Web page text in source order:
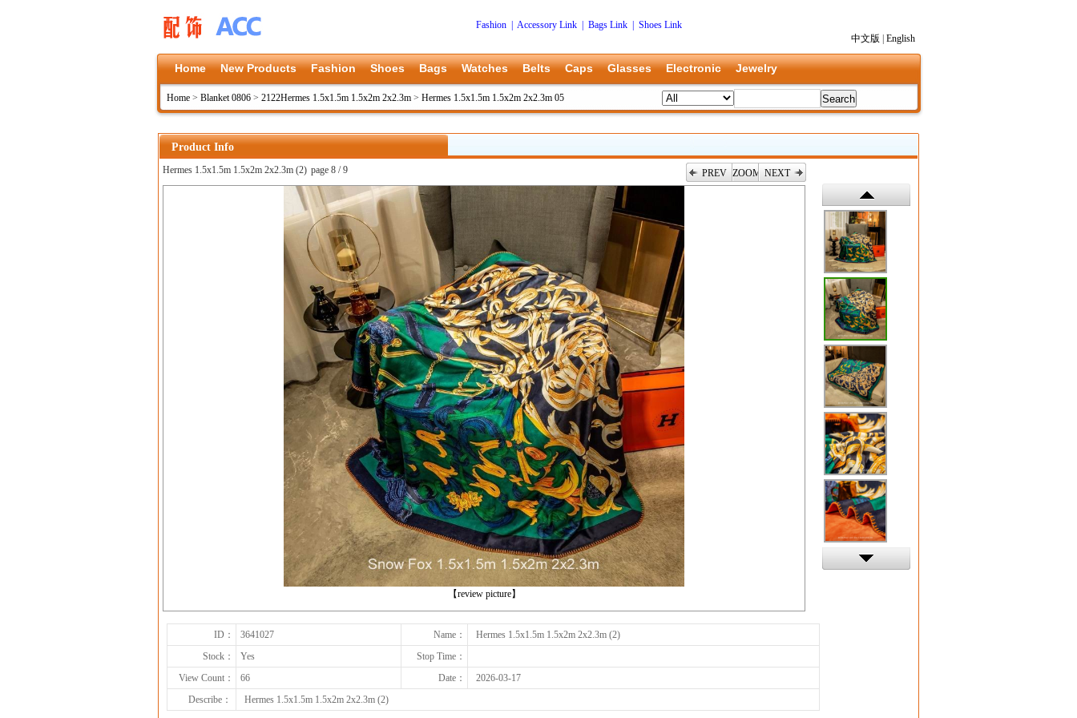
Fashion Accessory Link Bags Link
Shoes Link
中文版
English
Home New Products Fashion Shoes Bags Watches Belts Caps Glasses Electronic Jewelry
Home > Blanket 0806 > 2122Hermes 1.5x1.5m 1.5x2m 2x2.3m > Hermes 1.5x1.5m 1.5x2m 2x2.3m 05
Product Info
Hermes 1.5x1.5m 1.5x2m 2x2.3m (2) page 8 / 9 PREV ZOOM NEXT
【review picture】
下一张
ID： 3641027 Name：
Hermes 1.5x1.5m 1.5x2m 2x2.3m (2)
Stock：
Yes
Stop Time：
View Count：
66 Date：
2026-03-17
Describe：
Hermes 1.5x1.5m 1.5x2m 2x2.3m (2)